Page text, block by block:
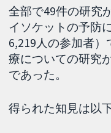
全部で49件の研究
イソケットの予防
6,219人の参加者
療についての研究
であった。
得られた知見は以